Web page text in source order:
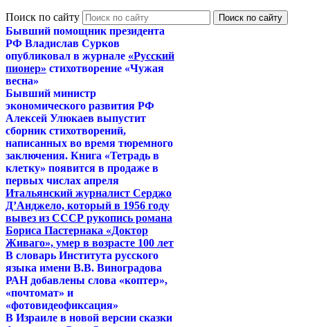
Поиск по сайту
Бывший помощник президента
РФ Владислав Сурков
опубликовал в журнале «Русский
пионер» стихотворение «Чужая
весна»
Бывший министр
экономического развития РФ
Алексей Улюкаев выпустит
сборник стихотворений,
написанных во время тюремного
заключения. Книга «Тетрадь в
клетку» появится в продаже в
первых числах апреля
Итальянский журналист Серджо
Д’Анджело, который в 1956 году
вывез из СССР рукопись романа
Бориса Пастернака «Доктор
Живаго», умер в возрасте 100 лет
В словарь Института русского
языка имени В.В. Виноградова
РАН добавлены слова «коптер»,
«почтомат» и
«фотовидеофиксация»
В Израиле в новой версии сказки